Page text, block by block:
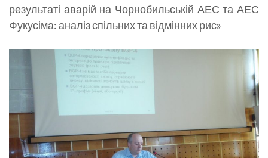
результаті аварій на Чорнобильській АЕС та АЕС
Фукусіма: аналіз спільних та відмінних рис»